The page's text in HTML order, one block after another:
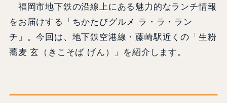
福岡市地下鉄の沿線上にある魅力的なランチ情報
をお届けする「ちかたびグルメ ラ・ラ・ラン
チ」。今回は、地下鉄空港線・藤崎駅近くの「生粉
蕎麦 玄（きこそば げん）」を紹介します。